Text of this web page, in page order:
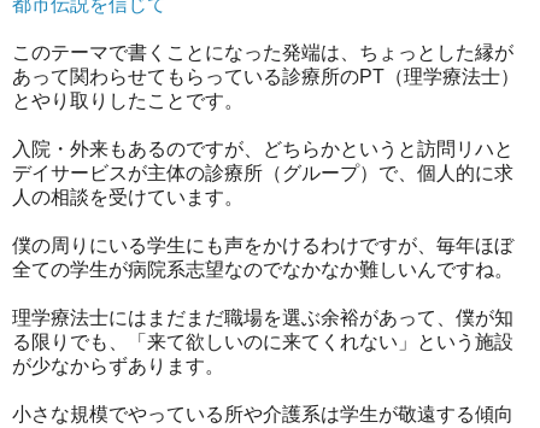
このテーマで書くことになった発端は、ちょっとした縁が
あって関わらせてもらっている診療所のPT（理学療法士）
とやり取りしたことです。
入院・外来もあるのですが、どちらかというと訪問リハと
デイサービスが主体の診療所（グループ）で、個人的に求
人の相談を受けています。
僕の周りにいる学生にも声をかけるわけですが、毎年ほぼ
全ての学生が病院系志望なのでなかなか難しいんですね。
理学療法士にはまだまだ職場を選ぶ余裕があって、僕が知
る限りでも、「来て欲しいのに来てくれない」という施設
が少なからずあります。
小さな規模でやっている所や介護系は学生が敬遠する傾向